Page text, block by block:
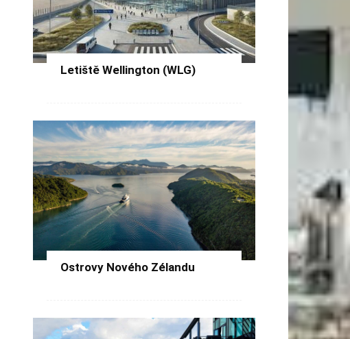
Letiště Wellington (WLG)
Ostrovy Nového Zélandu